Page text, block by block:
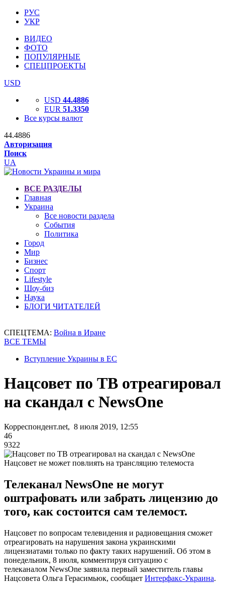
РУС
УКР
ВИДЕО
ФОТО
ПОПУЛЯРНЫЕ
СПЕЦПРОЕКТЫ
USD
USD 44.4886
EUR 51.3350
Все курсы валют
44.4886
Авторизация
Поиск
UA
ВСЕ РАЗДЕЛЫ
Главная
Украина
Все новости раздела
События
Политика
Город
Мир
Бизнес
Спорт
Lifestyle
Шоу-биз
Наука
БЛОГИ ЧИТАТЕЛЕЙ
СПЕЦТЕМА: Война в Иране
ВСЕ ТЕМЫ
Вступление Украины в ЕС
Нацсовет по ТВ отреагировал
на скандал с NewsOne
Корреспондент.net, 8 июля 2019, 12:55
46
9322
Нацсовет не может повлиять на трансляцию телемоста
Телеканал NewsOne не могут
оштрафовать или забрать лицензию до
того, как состоится сам телемост.
Нацсовет по вопросам телевидения и радиовещания сможет
отреагировать на нарушения закона украинскими
лицензиатами только по факту таких нарушений. Об этом в
понедельник, 8 июля, комментируя ситуацию с
телеканалом NewsOne заявила первый заместитель главы
Нацсовета Ольга Герасимьюк, сообщает Интерфакс-Украина.